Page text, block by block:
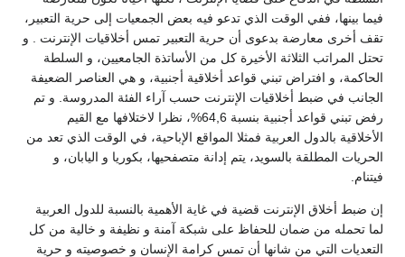
فيما بينها، ففي الوقت الذي تدعو فيه بعض الجمعيات إلى حرية التعبير،
تقف أخرى معارضة بدعوى أن حرية التعبير تمس أخلاقيات الإنترنت . و
تحتل المراتب الثلاثة الأخيرة كل من الأساتذة الجامعيين، و السلطة
الحاكمة، و افتراض تبني قواعد أخلاقية أجنبية، و هي العناصر الضعيفة
الجانب في ضبط أخلاقيات الإنترنت حسب آراء الفئة المدروسة. و تم
رفض تبني قواعد أجنبية بنسبة 64,6%، نظرا لاختلافها مع القيم
الأخلاقية بالدول العربية فمثلا المواقع الإباحية، في الوقت الذي تعد من
الحريات المطلقة بالسويد، يتم إدانة متصفحيها، بكوريا و اليابان، و
فيتنام.
إن ضبط أخلاق الإنترنت قضية في غاية الأهمية بالنسبة للدول العربية
لما تحمله من ضمان للحفاظ على شبكة آمنة و نظيفة و خالية من كل
التعديات التي من شانها أن تمس كرامة الإنسان و خصوصيته و حرية